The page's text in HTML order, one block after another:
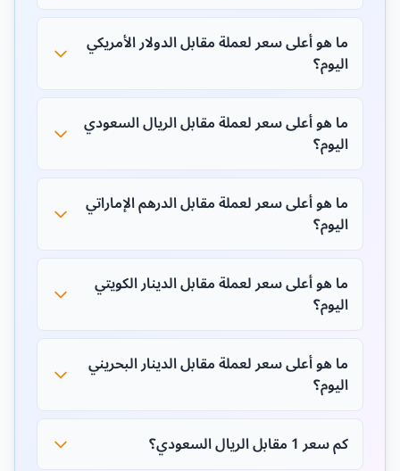
ما هو أعلى سعر لعملة مقابل الدولار الأمريكي
اليوم؟
ما هو أعلى سعر لعملة مقابل الريال السعودي
اليوم؟
ما هو أعلى سعر لعملة مقابل الدرهم الإماراتي
اليوم؟
ما هو أعلى سعر لعملة مقابل الدينار الكويتي
اليوم؟
ما هو أعلى سعر لعملة مقابل الدينار البحريني
اليوم؟
كم سعر 1 مقابل الريال السعودي؟